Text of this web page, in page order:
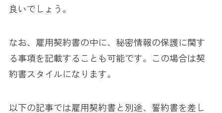
良いでしょう。
なお、雇用契約書の中に、秘密情報の保護に関す
る事項を記載することも可能です。この場合は契
約書スタイルになります。
以下の記事では雇用契約書と別途、誓約書を差し